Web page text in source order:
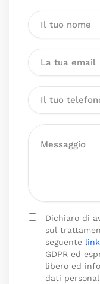
Dichiaro di
sul
seguente link
GDPR ed
libero ed
dati